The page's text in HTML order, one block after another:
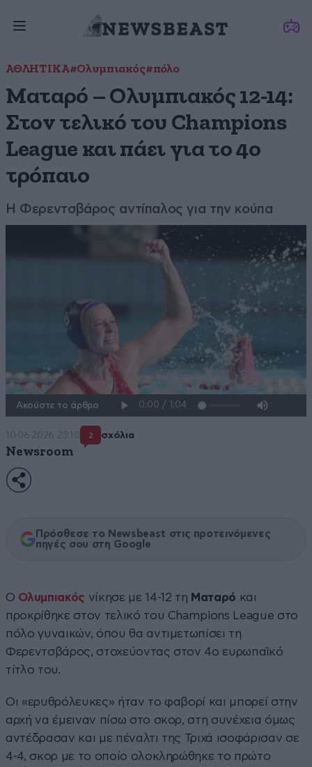
ΑΘΛΗΤΙΚΑ#Ολυμπιακός#πόλο
Ματαρό – Ολυμπιακός 12-14:
Στον τελικό του Champions
League και πάει για το 4ο
τρόπαιο
Η Φερεντσβάρος αντίπαλος για την κούπα
Ακούστε το άρθρο
10·06·2026 23:10 2 σχόλια
Newsroom
Πρόσθεσε το Newsbeast στις προτεινόμενες
πηγές σου στη Google
Ο Ολυμπιακός νίκησε με 14-12 τη Ματαρό και
προκρίθηκε στον τελικό του Champions League στο
πόλο γυναικών, όπου θα αντιμετωπίσει τη
Φερεντσβάρος, στοχεύοντας στον 4ο ευρωπαϊκό
τίτλο του.
Οι «ερυθρόλευκες» ήταν το φαβορί και μπορεί στην
αρχή να έμειναν πίσω στο σκορ, στη συνέχεια όμως
αντέδρασαν και με πέναλτι της Τριχά ισοφάρισαν σε
4-4, σκορ με το οποίο ολοκληρώθηκε το πρώτο